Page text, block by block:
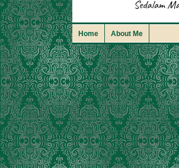
Home About Me